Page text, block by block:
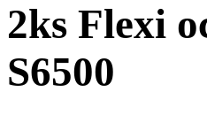
2ks Flexi
S6500